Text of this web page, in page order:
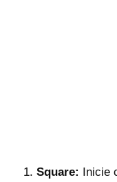
Square: Inicie